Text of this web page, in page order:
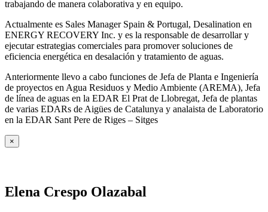
trabajando de manera colaborativa y en equipo.
Actualmente es Sales Manager Spain & Portugal, Desalination en
ENERGY RECOVERY Inc. y es la responsable de desarrollar y
ejecutar estrategias comerciales para promover soluciones de
eficiencia energética en desalación y tratamiento de aguas.
Anteriormente llevo a cabo funciones de Jefa de Planta e Ingeniería
de proyectos en Agua Residuos y Medio Ambiente (AREMA), Jefa
de línea de aguas en la EDAR El Prat de Llobregat, Jefa de plantas
de varias EDARs de Aigües de Catalunya y analaista de Laboratorio
en la EDAR Sant Pere de Riges – Sitges
×
Elena Crespo Olazabal